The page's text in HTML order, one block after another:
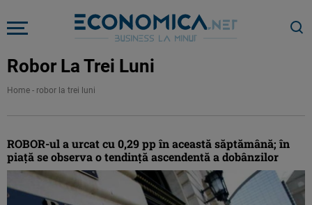
Robor La Trei Luni
Home - robor la trei luni
ROBOR-ul a urcat cu 0,29 pp în această săptămână; în
piaţă se observa o tendinţă ascendentă a dobânzilor